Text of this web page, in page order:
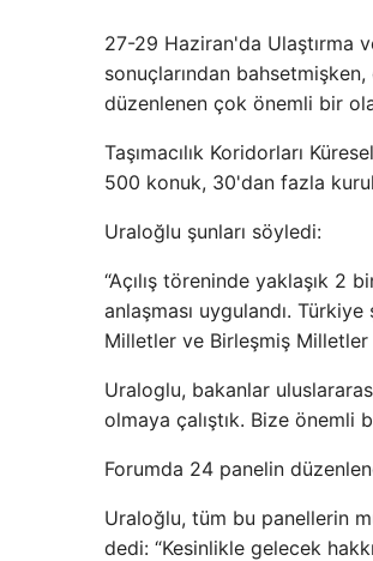
27-29 Haziran'da Ulaştırma
sonuçlarından
düzenlenen çok önemli bir
Taşımacılık Koridorları
500 konuk, 30'dan fazla
Uraloğlu şunları söyledi:
“Açılış töreninde yaklaşık 2
anlaşması uygulandı.
Milletler ve Birleşmiş Milletler
Uraloglu, bakanlar
olmaya çalıştık. Bize önemli
Forumda 24 panelin
Uraloğlu, tüm bu panellerin
dedi: “Kesinlikle gelecek